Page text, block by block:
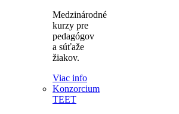
Medzinárodné
kurzy pre
pedagógov
a súťaže
žiakov.
Viac info
Konzorcium
TEET